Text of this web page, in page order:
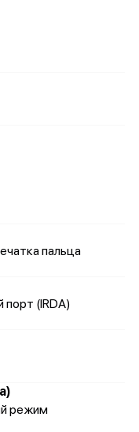
пальца
порт (IRDA)
режим